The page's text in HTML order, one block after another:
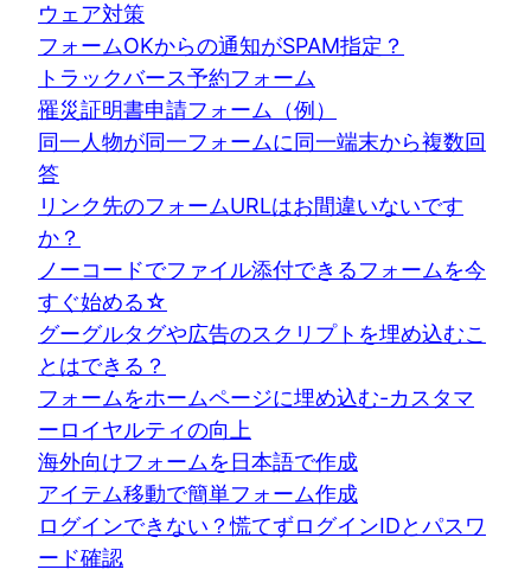
ウェア対策
フォームOKからの通知がSPAM指定？
トラックバース予約フォーム
罹災証明書申請フォーム（例）
同一人物が同一フォームに同一端末から複数回
答
リンク先のフォームURLはお間違いないです
か？
ノーコードでファイル添付できるフォームを今
すぐ始める☆
グーグルタグや広告のスクリプトを埋め込むこ
とはできる？
フォームをホームページに埋め込む-カスタマ
ーロイヤルティの向上
海外向けフォームを日本語で作成
アイテム移動で簡単フォーム作成
ログインできない？慌てずログインIDとパスワ
ード確認